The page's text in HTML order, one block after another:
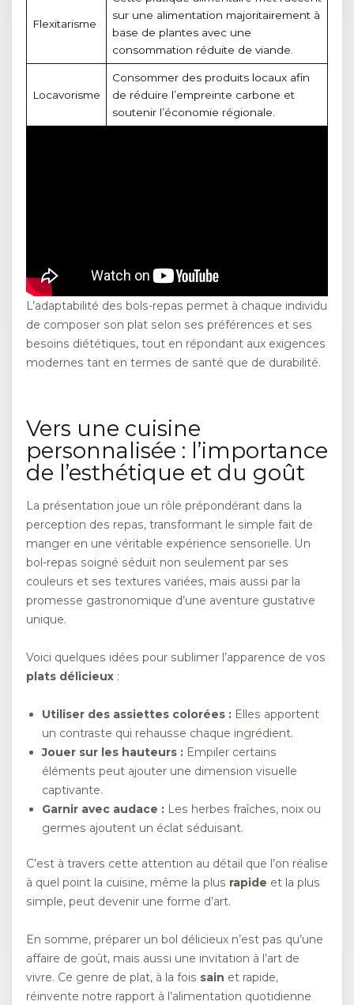
Flexitarisme
sur une alimentation majoritairement à
base de plantes avec une
consommation réduite de viande.
Locavorisme
Consommer des produits locaux afin
de réduire l’empreinte carbone et
soutenir l’économie régionale.
L’adaptabilité des bols-repas permet à chaque individu
de composer son plat selon ses préférences et ses
besoins diététiques, tout en répondant aux exigences
modernes tant en termes de santé que de durabilité.
Vers une cuisine
personnalisée : l’importance
de l’esthétique et du goût
La présentation joue un rôle prépondérant dans la
perception des repas, transformant le simple fait de
manger en une véritable expérience sensorielle. Un
bol-repas soigné séduit non seulement par ses
couleurs et ses textures variées, mais aussi par la
promesse gastronomique d’une aventure gustative
unique.
Voici quelques idées pour sublimer l’apparence de vos
plats délicieux :
Utiliser des assiettes colorées : Elles apportent
un contraste qui rehausse chaque ingrédient.
Jouer sur les hauteurs : Empiler certains
éléments peut ajouter une dimension visuelle
captivante.
Garnir avec audace : Les herbes fraîches, noix ou
germes ajoutent un éclat séduisant.
C’est à travers cette attention au détail que l’on réalise
à quel point la cuisine, même la plus rapide et la plus
simple, peut devenir une forme d’art.
En somme, préparer un bol délicieux n’est pas qu’une
affaire de goût, mais aussi une invitation à l’art de
vivre. Ce genre de plat, à la fois sain et rapide,
réinvente notre rapport à l’alimentation quotidienne